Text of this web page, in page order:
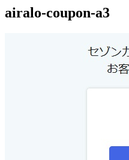
airalo-coupon-a3